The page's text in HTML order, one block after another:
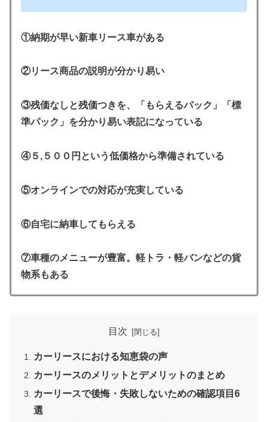
①納期が早い新車リース車がある
②リース商品の説明が分かり易い
③残価なしと残価つきを、「もらえるパック」「標
準パック」を分かり易い表記になっている
④５,５００円という低価格から準備されている
⑤オンラインでの対応が充実している
⑥自宅に納車してもらえる
⑦車種のメニューが豊富。軽トラ・軽バンなどの貨
物系もある
目次
カーリースにおける知恵袋の声
カーリースのメリットとデメリットのまとめ
カーリースで後悔・失敗しないための確認項目6
選